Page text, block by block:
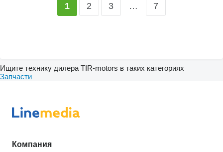
1 2 3 … 7
Ищите технику дилера TIR-motors в таких категориях
Запчасти
Компания